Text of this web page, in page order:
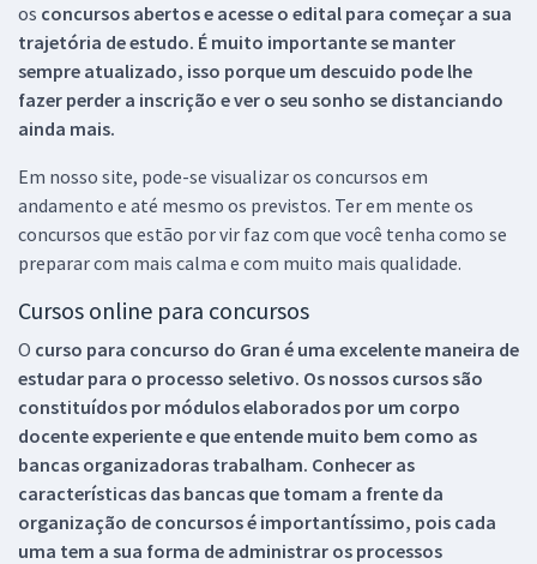
os concursos abertos e acesse o edital para começar a sua
trajetória de estudo. É muito importante se manter
sempre atualizado, isso porque um descuido pode lhe
fazer perder a inscrição e ver o seu sonho se distanciando
ainda mais.
Em nosso site, pode-se visualizar os concursos em
andamento e até mesmo os previstos. Ter em mente os
concursos que estão por vir faz com que você tenha como se
preparar com mais calma e com muito mais qualidade.
Cursos online para concursos
O curso para concurso do Gran é uma excelente maneira de
estudar para o processo seletivo. Os nossos cursos são
constituídos por módulos elaborados por um corpo
docente experiente e que entende muito bem como as
bancas organizadoras trabalham. Conhecer as
características das bancas que tomam a frente da
organização de concursos é importantíssimo, pois cada
uma tem a sua forma de administrar os processos